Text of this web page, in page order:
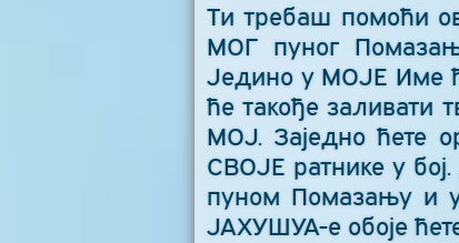
Ти требаш помоћи
МОГ пуног
Једино у МОЈЕ Име
ће такође заливати
МОЈ. Заједно ћете
СВОЈЕ ратнике у
пуном Помазању и
ЈАХУШУА-е обоје